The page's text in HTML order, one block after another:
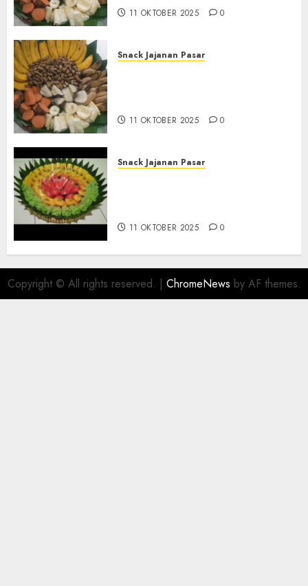
11 OKTOBER 2025 0
Snack Jajanan Pasar
11 OKTOBER 2025 0
Snack Jajanan Pasar
11 OKTOBER 2025 0
Copyright © All rights reserved. | ChromeNews by AF themes.